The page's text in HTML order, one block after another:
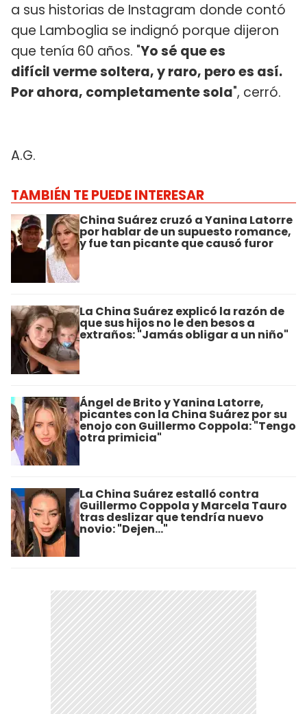
a sus historias de Instagram donde contó
que Lamboglia se indignó porque dijeron
que tenía 60 años. "Yo sé que es
difícil verme soltera, y raro, pero es así.
Por ahora, completamente sola", cerró.
A.G.
TAMBIÉN TE PUEDE INTERESAR
China Suárez cruzó a Yanina Latorre
por hablar de un supuesto romance,
y fue tan picante que causó furor
La China Suárez explicó la razón de
que sus hijos no le den besos a
extraños: "Jamás obligar a un niño"
Ángel de Brito y Yanina Latorre,
picantes con la China Suárez por su
enojo con Guillermo Coppola: "Tengo
otra primicia"
La China Suárez estalló contra
Guillermo Coppola y Marcela Tauro
tras deslizar que tendría nuevo
novio: "Dejen..."